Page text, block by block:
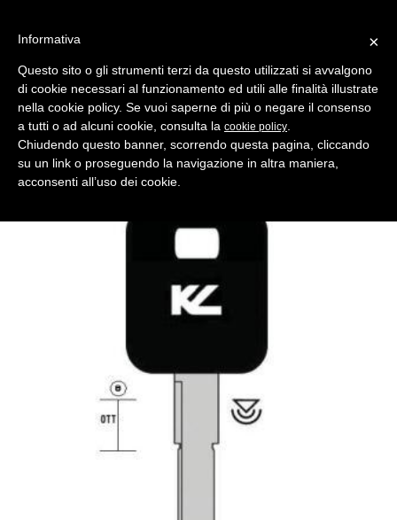
Indietro
CHIAVI AUTO > CHIAVI AUTO TRANSPONDER
chiave auto transponder ad66tk1 nera
Comparativo Silca HU66AT5 Produttore Key Line
×
Informativa
Questo sito o gli strumenti terzi da questo utilizzati si avvalgono
di cookie necessari al funzionamento ed utili alle finalità illustrate
nella cookie policy. Se vuoi saperne di più o negare il consenso
a tutti o ad alcuni cookie, consulta la cookie policy
Chiudendo questo banner, scorrendo questa pagina, cliccando
su un link o proseguendo la navigazione in altra maniera,
acconsenti all’uso dei cookie.